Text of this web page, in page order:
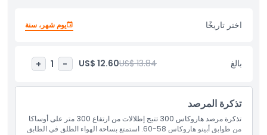
مساءً يوميًا، آخر دخول 9:30 مساءً). مثالي للمجموعات من 1 إلى 10
في المتاجر الفاخرة أدناه التي تقدم صفقات معفاة من الضرائب. تأكيد
3 سنوات مجانًا مع مرافق بالغ. مصاعد مهيأة للكراسي المتحركة؛ يمنع
إدخال الأطعمة/المشروبات من الخارج. ملاحظة: يمكن مشاهدة ألعاب
نارية تينكو هانابي مقابل رسوم إضافية. محسن لمحركات البحث لتذاكر
اختر تاريخًا يوم شهر، سنة
بالغ US$ 13.84
US$ 12.60
-
1
+
تذكرة المرصد
تذكرة مرصد هاروكاس 300 تتيح إطلالات من ارتفاع 300 متر على أوساكا
من طوابق أبينو هاروكاس 58-60. استمتع بساحة الهواء الطلق في الطابق